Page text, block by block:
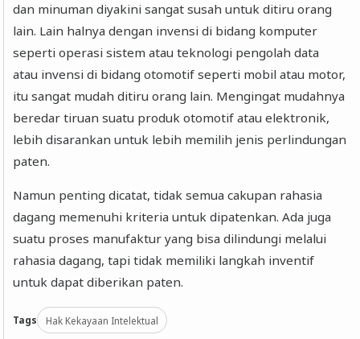
dan minuman diyakini sangat susah untuk ditiru orang
lain. Lain halnya dengan invensi di bidang komputer
seperti operasi sistem atau teknologi pengolah data
atau invensi di bidang otomotif seperti mobil atau motor,
itu sangat mudah ditiru orang lain. Mengingat mudahnya
beredar tiruan suatu produk otomotif atau elektronik,
lebih disarankan untuk lebih memilih jenis perlindungan
paten.
Namun penting dicatat, tidak semua cakupan rahasia
dagang memenuhi kriteria untuk dipatenkan. Ada juga
suatu proses manufaktur yang bisa dilindungi melalui
rahasia dagang, tapi tidak memiliki langkah inventif
untuk dapat diberikan paten.
Tags Hak Kekayaan Intelektual